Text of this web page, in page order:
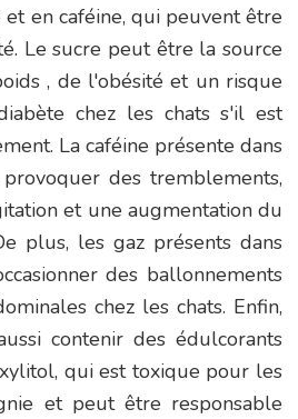
en caféine, qui peuvent être
Le sucre peut être la source
, de l'obésité et un risque
chez les chats s'il est
La caféine présente dans
des tremblements,
et une augmentation du
plus, les gaz présents dans
des ballonnements
chez les chats. Enfin,
contenir des édulcorants
qui est toxique pour les
et peut être responsable